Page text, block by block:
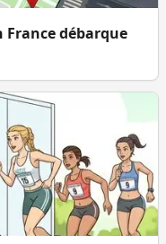
France débarque